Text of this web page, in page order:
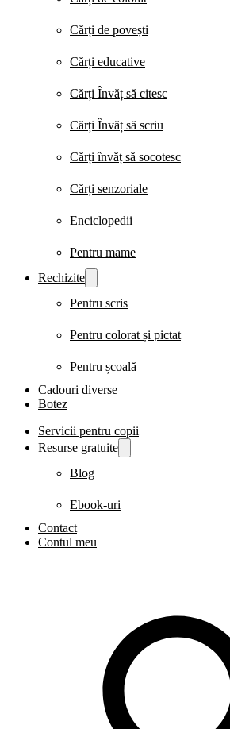
Cărți de povești
Cărți educative
Cărți Învăț să citesc
Cărți Învăț să scriu
Cărți învăț să socotesc
Cărți senzoriale
Enciclopedii
Pentru mame
Rechizite
Pentru scris
Pentru colorat și pictat
Pentru școală
Cadouri diverse
Botez
Servicii pentru copii
Resurse gratuite
Blog
Ebook-uri
Contact
Contul meu